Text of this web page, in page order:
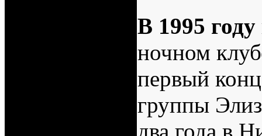
В 1995 году
ночном
первый
группы
два года в